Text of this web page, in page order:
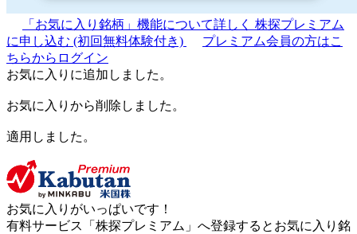
「お気に入り銘柄」機能について詳しく 株探プレミアム
に申し込む (初回無料体験付き)
プレミアム会員の方はこ
ちらからログイン
お気に入りに追加しました。
お気に入りから削除しました。
適用しました。
お気に入りがいっぱいです！
有料サービス「株探プレミアム」へ登録するとお気に入り銘